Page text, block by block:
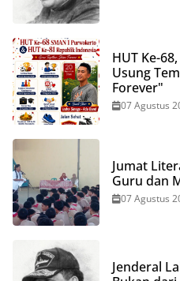
HUT Ke-
Usung
Forever"
07 Agustus
Jumat
Guru dan
07 Agustus
Jenderal